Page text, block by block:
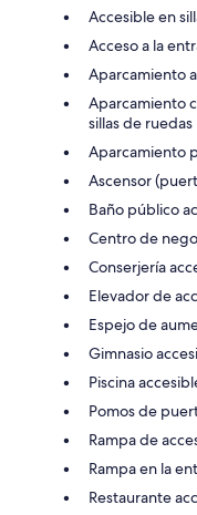
Accesible en
Acceso a la
Aparcamiento
Aparcamiento
sillas de ruedas
Aparcamiento
Ascensor
Baño público
Centro de
Conserjería
Elevador de
Espejo de
Gimnasio
Piscina
Pomos de
Rampa de
Rampa en la
Restaurante